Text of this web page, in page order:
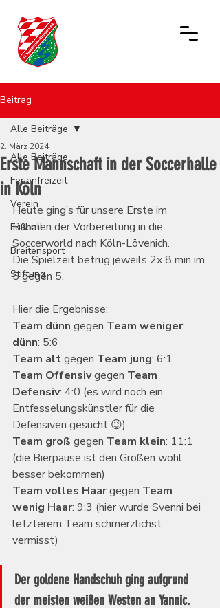
Beitrag
Alle Beiträge
Ferienfreizeit
Verein
Fußball
Breitensport
Stiftung
Alle Beiträge
Erste Mannschaft in der Soccerhalle
in Köln
2. März 2024
Heute ging’s für unsere Erste im
Rahmen der Vorbereitung in die
Soccerworld nach Köln-Lövenich.
Die Spielzeit betrug jeweils 2x 8 min im
5 gegen 5.
Hier die Ergebnisse:
Team dünn gegen Team weniger
dünn: 5:6
Team alt gegen Team jung: 6:1
Team Offensiv gegen Team
Defensiv: 4:0 (es wird noch ein
Entfesselungskünstler für die
Defensiven gesucht 😉)
Team groß gegen Team klein: 11:1
(die Bierpause ist den Großen wohl
besser bekommen)
Team volles Haar gegen Team
wenig Haar: 9:3 (hier wurde Svenni bei
letzterem Team schmerzlichst
vermisst)
Der goldene Handschuh ging aufgrund
der meisten weißen Westen an Yannic.